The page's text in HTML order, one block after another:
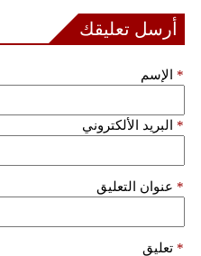
أرسل تعليقك
الإسم *
البريد الألكتروني *
عنوان التعليق *
تعليق *